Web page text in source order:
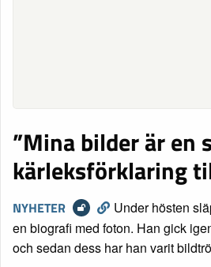
”Mina bilder är en
kärleksförklaring
NYHETER
Under hösten
en biografi med foton. Han gick
och sedan dess har han varit